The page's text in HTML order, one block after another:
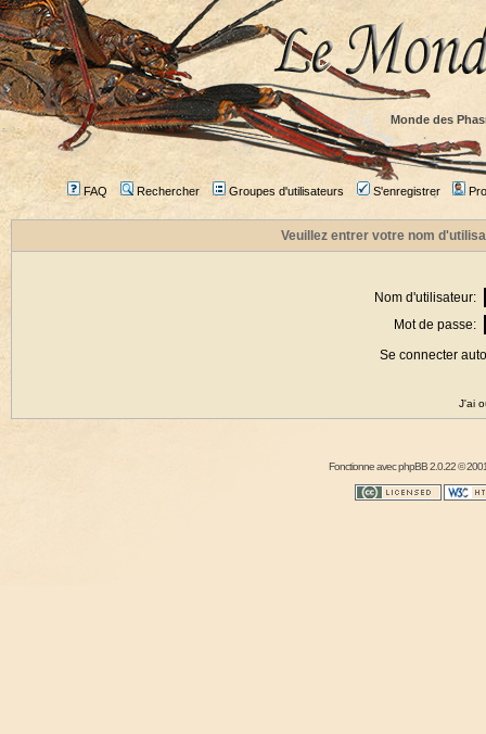
Monde des
FAQ Rechercher Groupes d'utilisateurs S'enregistrer
Veuillez entrer votre nom
Nom d'utilisateur:
Mot de passe:
Se connecter
J'ai
Fonctionne avecphpBB2.0.22 ©